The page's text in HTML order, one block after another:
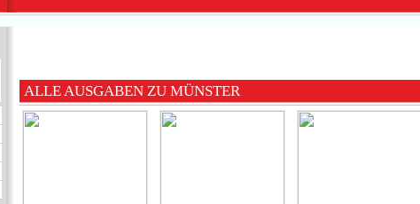
ALLE AUSGABEN ZU MÜNSTER